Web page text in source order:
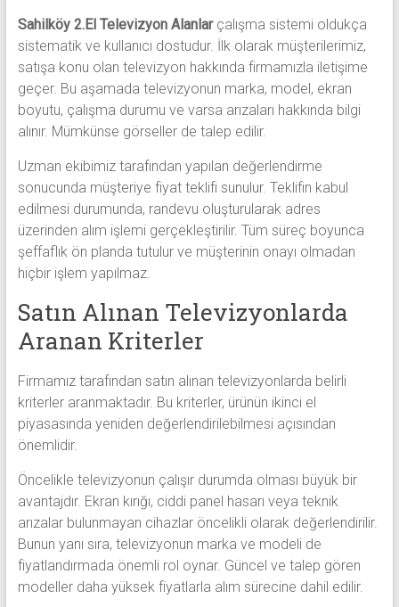
Sahilköy 2.El Televizyon Alanlarçalışma sistemi oldukça
sistematik ve kullanıcı dostudur. İlk olarak müşterilerimiz,
satışa konu olan televizyon hakkında firmamızla iletişime
geçer. Bu aşamada televizyonun marka, model, ekran
boyutu, çalışma durumu ve varsa arızaları hakkında bilgi
alınır. Mümkünse görseller de talep edilir.
Uzman ekibimiz tarafından yapılan değerlendirme
sonucunda müşteriye fiyat teklifi sunulur. Teklifin kabul
edilmesi durumunda, randevu oluşturularak adres
üzerinden alım işlemi gerçekleştirilir. Tüm süreç boyunca
şeffaflık ön planda tutulur ve müşterinin onayı olmadan
hiçbir işlem yapılmaz.
Satın Alınan Televizyonlarda
Aranan Kriterler
Firmamız tarafından satın alınan televizyonlarda belirli
kriterler aranmaktadır. Bu kriterler, ürünün ikinci el
piyasasında yeniden değerlendirilebilmesi açısından
önemlidir.
Öncelikle televizyonun çalışır durumda olması büyük bir
avantajdır. Ekran kırığı, ciddi panel hasarı veya teknik
arızalar bulunmayan cihazlar öncelikli olarak değerlendirilir.
Bunun yanı sıra, televizyonun marka ve modeli de
fiyatlandırmada önemli rol oynar. Güncel ve talep gören
modeller daha yüksek fiyatlarla alım sürecine dahil edilir.